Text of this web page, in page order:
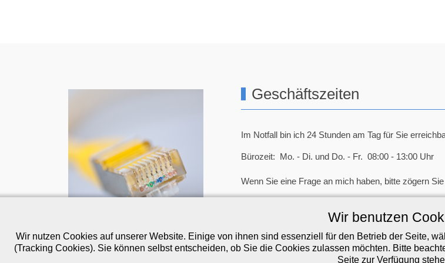
Geschäftszeiten
Im Notfall bin ich 24 Stunden am Tag für Sie
Bürozeit: Mo. - Di. und Do. - Fr. 08:00 - 13:00 Uhr
Wenn Sie eine Frage an mich haben, bitte zögern
t.hasberg (at) thomashasberg.de
Wir benutzen
Wir nutzen Cookies auf unserer Website. Einige von ihnen sind essenziell für den Betrieb der Seite,
(Tracking Cookies). Sie können selbst entscheiden, ob Sie die Cookies zulassen möchten. Bitte
Seite zur Verfügung